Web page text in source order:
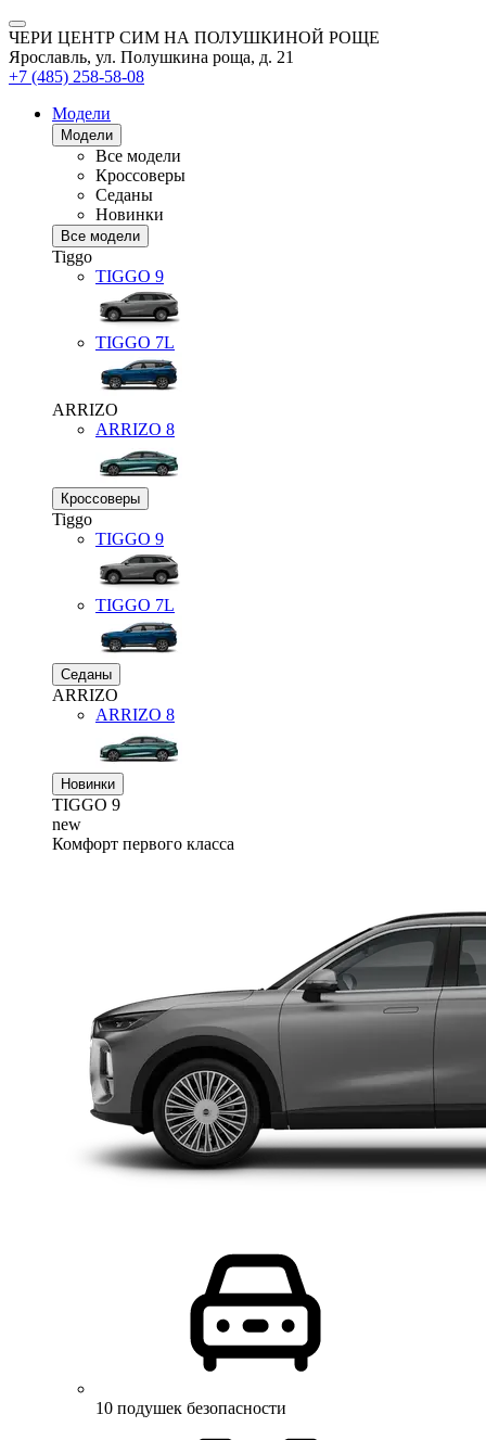
ЧЕРИ ЦЕНТР СИМ НА ПОЛУШКИНОЙ РОЩЕ
Ярославль, ул. Полушкина роща, д. 21
+7 (485) 258-58-08
Модели
Модели
Все модели
Кроссоверы
Седаны
Новинки
Все модели
Tiggo
TIGGO 9
TIGGO 7L
ARRIZO
ARRIZO 8
Кроссоверы
Tiggo
TIGGO 9
TIGGO 7L
Седаны
ARRIZO
ARRIZO 8
Новинки
TIGGO 9
new
Комфорт первого класса
10 подушек безопасности